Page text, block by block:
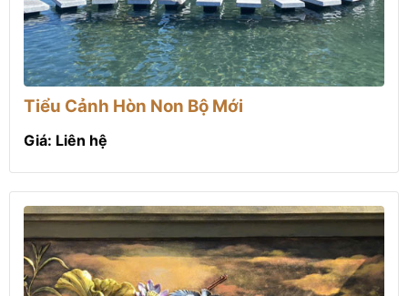
Tiểu Cảnh Hòn Non Bộ Mới
Giá: Liên hệ